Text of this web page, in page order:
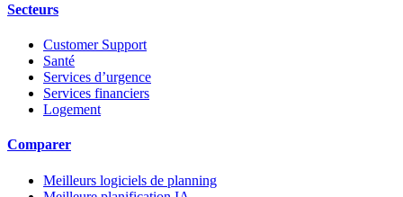
Secteurs
Customer Support
Santé
Services d’urgence
Services financiers
Logement
Comparer
Meilleurs logiciels de planning